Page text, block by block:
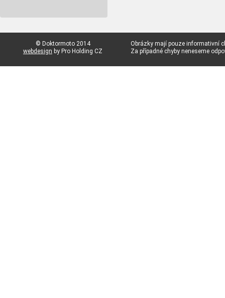
© Doktormoto 2014
webdesign by Pro Holding CZ
Obrázky mají pouze informativní
Za případné chyby neneseme